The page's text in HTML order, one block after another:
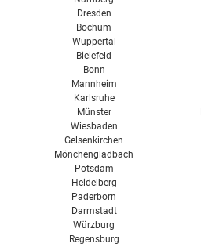
Dresden
Bochum
Wuppertal
Bielefeld
Bonn
Mannheim
Karlsruhe
Münster
Wiesbaden
Gelsenkirchen
Mönchengladbach
Potsdam
Heidelberg
Paderborn
Darmstadt
Würzburg
Regensburg